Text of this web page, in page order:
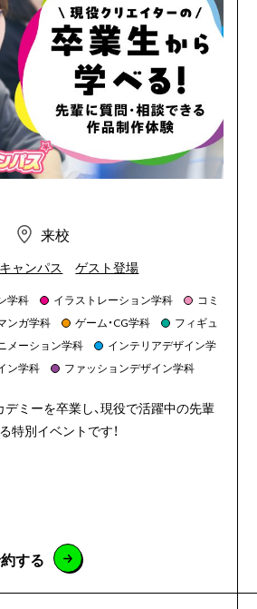
来校
ャンパス ゲスト登場
学科 イラストレーション学科
コミ
ンガ学科 ゲーム・CG学科
フィギュ
メーション学科
インテリアデザイン学
ン学科 ファッションデザイン学科
デミーを卒業し、現役で活躍中の先輩
特別イベントです！
する